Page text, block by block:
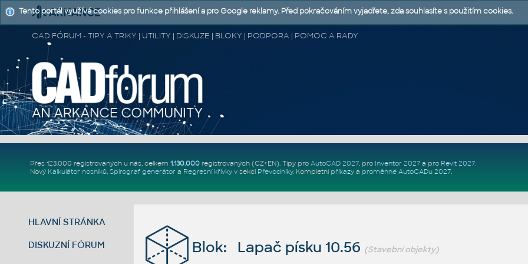
CAD FÓRUM - TIPY A TRIKY | UTILITY | DISKUZE | BLOKY | PODPORA | POMOC A RADY
Přes 123.000 registrovaných u nás, celkem 1.130.000registrovaných (CZ+EN). Tipy pro AutoCAD 2027, pro Inventor 2027a pro Revit 2027.
Nový Kalkulátor nosníků, Spirograf generátor a Regresní křivkyv sekci Převodníky. Kompletní příkazya proměnné AutoCADu 2027.
HLAVNÍ STRÁNKA
DISKUZNÍ FÓRUM Blok: Lapač písku 10.56 (Stavební objekty)
Tento portál využívá cookies pro funkce přihlášení a pro Google reklamy. Před pokračováním vyjadřete, zda souhlasíte s použitím cookies.